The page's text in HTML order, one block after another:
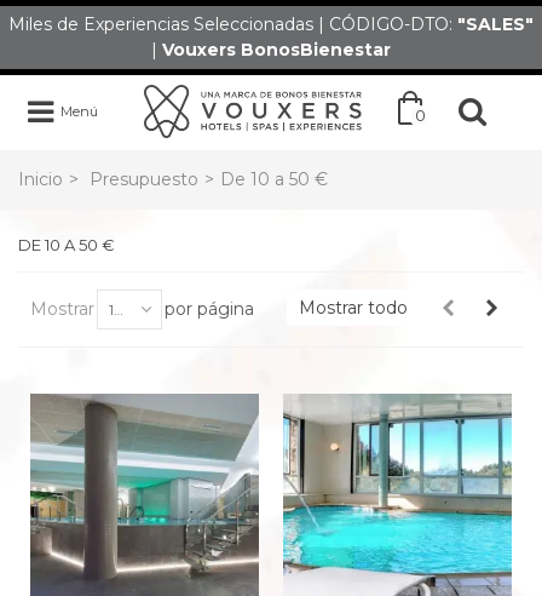
Miles de Experiencias Seleccionadas | CÓDIGO-DTO: "SALES"
| Vouxers BonosBienestar
Menú 0
Inicio > Presupuesto > De 10 a 50 €
DE 10 A 50 €
Mostrar 100 por página Mostrar todo